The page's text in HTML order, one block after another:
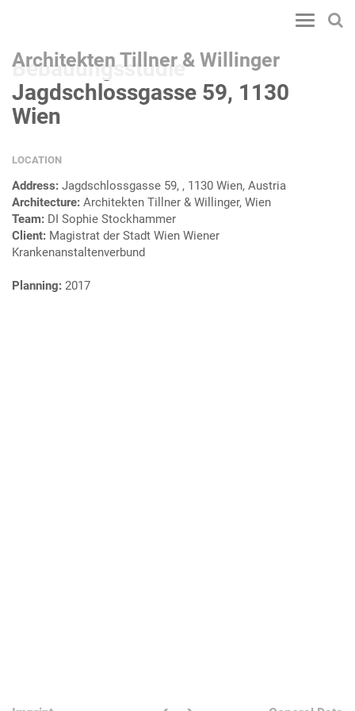
Toggle
Architekten Tillner & Willinger
Bebauungsstudie
Jagdschlossgasse 59, 1130
Wien
LOCATION
Address: Jagdschlossgasse 59, , 1130 Wien, Austria
Architecture: Architekten Tillner & Willinger, Wien
Team: DI Sophie Stockhammer
Client: Magistrat der Stadt Wien Wiener
Krankenanstaltenverbund
Planning: 2017